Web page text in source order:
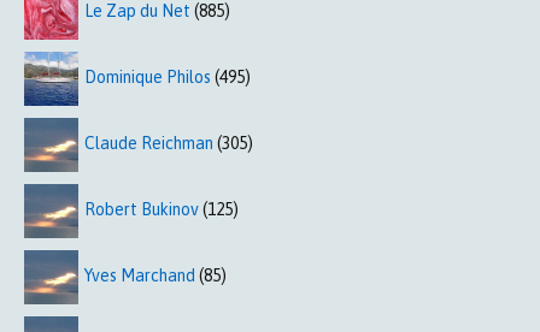
Le Zap du Net (885)
Dominique Philos (495)
Claude Reichman (305)
Robert Bukinov(125)
Yves Marchand (85)